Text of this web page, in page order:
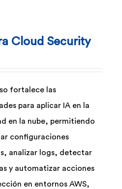
Cloud Security
fortalece las
para aplicar IA en la
en la nube, permitiendo
configuraciones
analizar logs, detectar
y automatizar acciones
en entornos AWS,